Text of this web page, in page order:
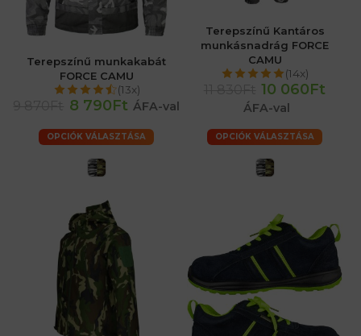
Terepszínű munkakabát
FORCE CAMU
(13x)
8 790Ft ÁFA-val
OPCIÓK VÁLASZTÁSA
Terepszínű Kantáros
munkásnadrág FORCE
CAMU
(14x)
10 060Ft
ÁFA-val
OPCIÓK VÁLASZTÁSA